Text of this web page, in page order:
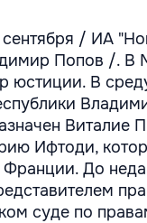
/ ИА
Попов /. В
юстиции. В
Виталие
Ифтоди,
До
суде по